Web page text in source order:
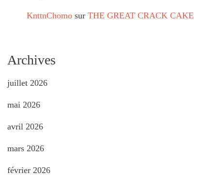
KnttnChomo sur THE GREAT CRACK CAKE
Archives
juillet 2026
mai 2026
avril 2026
mars 2026
février 2026